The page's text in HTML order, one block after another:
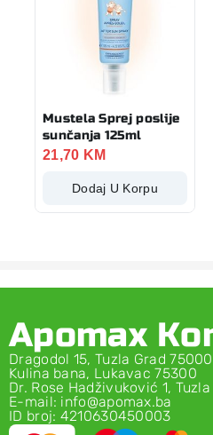
Mustela Sprej poslije
sunčanja 125ml
21,70 KM
Dodaj U Korpu
Apomax
Dragodol 15, Tuzla Grad 75000
Kulina bana, Lukavac 75300
Dr. Rose Hadživuković 1,
E-mail: info@apomax.ba
ID broj: 4210630450003